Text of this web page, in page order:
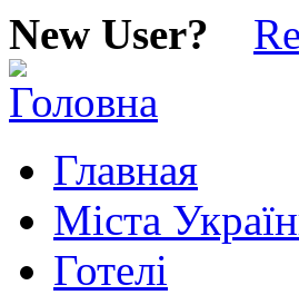
New User?
Главная
Міста
Готелі